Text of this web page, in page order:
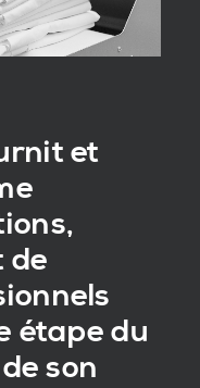
et
de
étape du
son